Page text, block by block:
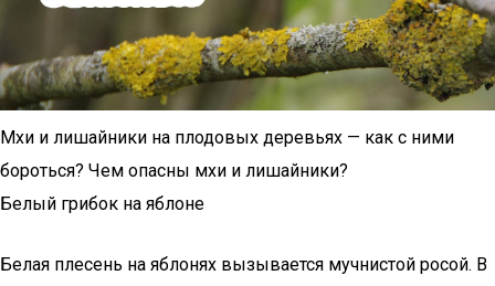
Мхи и лишайники на плодовых деревьях — как с ними
бороться? Чем опасны мхи и лишайники?
Белый грибок на яблоне
Белая плесень на яблонях вызывается мучнистой росой. В